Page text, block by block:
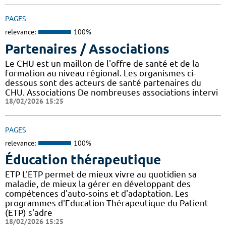
PAGES
relevance: 100%
Partenaires / Associations
Le CHU est un maillon de l'offre de santé et de la
formation au niveau régional. Les organismes ci-
dessous sont des acteurs de santé partenaires du
CHU. Associations De nombreuses associations intervi
18/02/2026 15:25
PAGES
relevance: 100%
Éducation thérapeutique
ETP L'ETP permet de mieux vivre au quotidien sa
maladie, de mieux la gérer en développant des
compétences d'auto-soins et d'adaptation. Les
programmes d'Education Thérapeutique du Patient
(ETP) s'adre
18/02/2026 15:25